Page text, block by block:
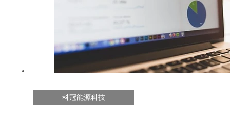
科冠能源科技